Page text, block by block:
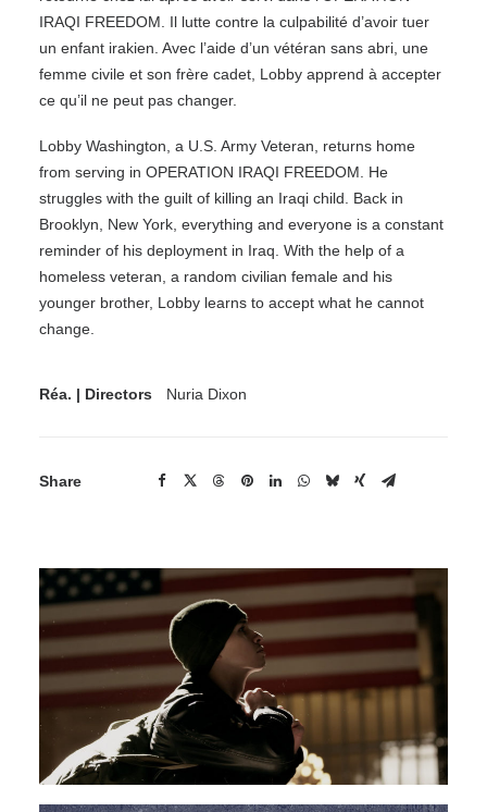
IRAQI FREEDOM. Il lutte contre la culpabilité d’avoir tuer
un enfant irakien. Avec l’aide d’un vétéran sans abri, une
femme civile et son frère cadet, Lobby apprend à accepter
ce qu’il ne peut pas changer.
Lobby Washington, a U.S. Army Veteran, returns home
from serving in OPERATION IRAQI FREEDOM. He
struggles with the guilt of killing an Iraqi child. Back in
Brooklyn, New York, everything and everyone is a constant
reminder of his deployment in Iraq. With the help of a
homeless veteran, a random civilian female and his
younger brother, Lobby learns to accept what he cannot
change.
Réa. | Directors Nuria Dixon
Share